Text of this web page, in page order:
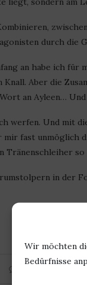
Wir möchten
Bedürfnisse
durch die
an habe ich
Aber die
an Ayleen… Und
werfen. Und mit
fast unmöglich
Tränenschleiher so
in der